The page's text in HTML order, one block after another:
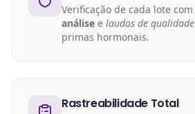
Verificação de cada lote com
análise e laudos de qualidade
primas hormonais.
Rastreabilidade Total